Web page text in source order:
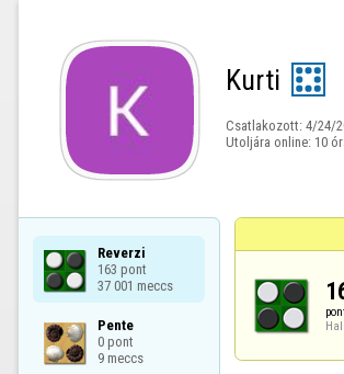
Kurti
Csatlakozott: 4/24/
Utoljára online: 10
Reverzi
163 pont
37 001 meccs
Pente
0 pont
9 meccs